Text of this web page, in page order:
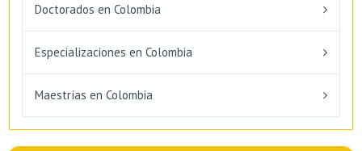
Doctorados en Colombia
Especializaciones en Colombia
Maestrías en Colombia